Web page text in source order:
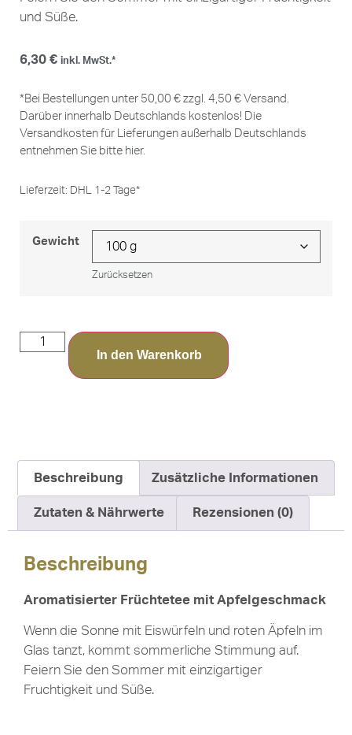
und Süße.
6,30 € inkl. MwSt.*
*Bei Bestellungen unter 50,00 € zzgl. 4,50 € Versand.
Darüber innerhalb Deutschlands kostenlos! Die
Versandkosten für Lieferungen außerhalb Deutschlands
entnehmen Sie bitte hier.
Lieferzeit: DHL 1-2 Tage*
Gewicht
Zurücksetzen
In den Warenkorb
Beschreibung Zusätzliche Informationen
Zutaten & Nährwerte Rezensionen (0)
Beschreibung
Aromatisierter Früchtetee mit Apfelgeschmack
Wenn die Sonne mit Eiswürfeln und roten Äpfeln im
Glas tanzt, kommt sommerliche Stimmung auf.
Feiern Sie den Sommer mit einzigartiger
Fruchtigkeit und Süße.